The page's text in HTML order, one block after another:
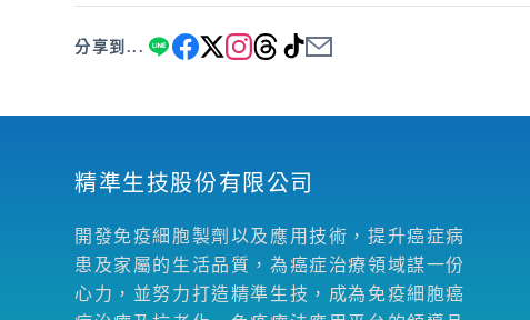
分享到...
精準生技股份有限公司
開發免疫細胞製劑以及應用技術，提升癌症病
患及家屬的生活品質，為癌症治療領域謀一份
心力，並努力打造精準生技，成為免疫細胞癌